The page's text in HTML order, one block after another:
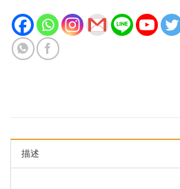
描述